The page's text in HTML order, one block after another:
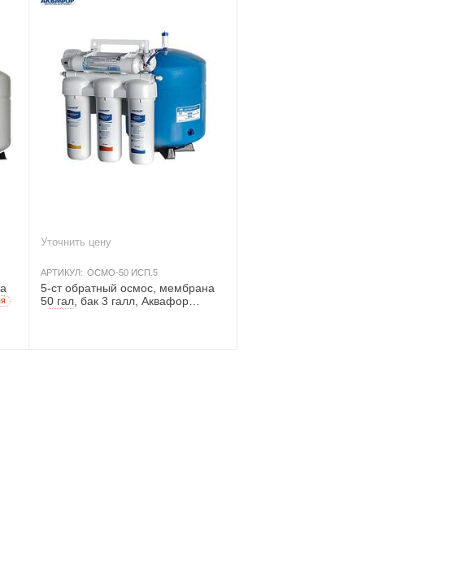
Уточнить цену
АРТИКУЛ: ОСМО-50 ИСП.5
5-ст обратный осмос, мембрана
50 гал, бак 3 галл, Аквафор